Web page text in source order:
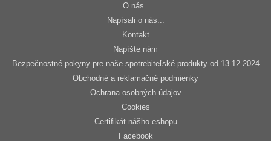
O nás..
Napísali o nás...
Kontakt
Napíšte nám
Bezpečnostné pokyny pre naše spotrebiteľské produkty od 13.12.2024
Obchodné a reklamačné podmienky
Ochrana osobných údajov
Cookies
Certifikát nášho eshopu
Facebook